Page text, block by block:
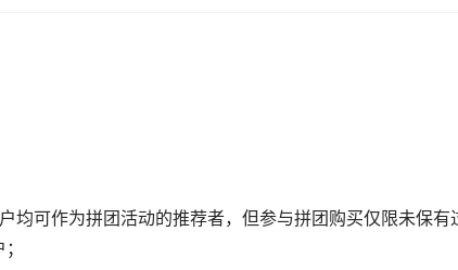
均可作为拼团活动的推荐者，但参与拼团购买仅限未保有